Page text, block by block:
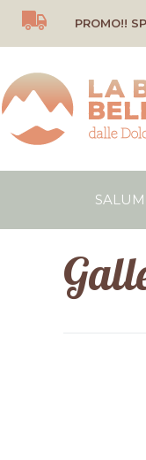
Vai
PROMO!!